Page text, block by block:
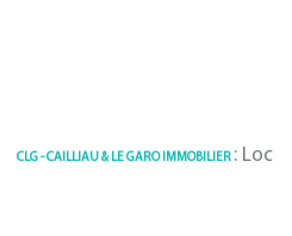
CLG - CAILLIAU & LE GARO IMMOBILIER: